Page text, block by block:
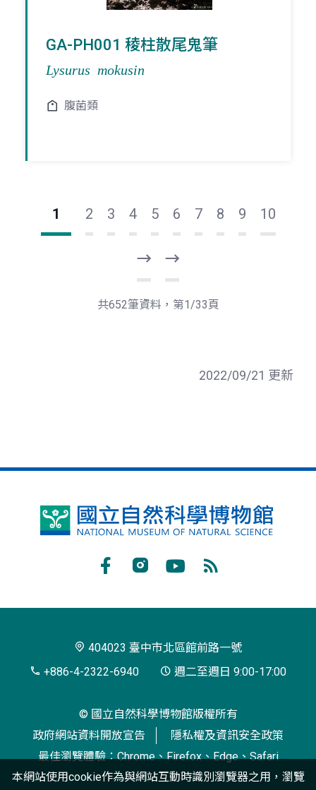
GA-PH001 稜柱散尾鬼筆
Lysurus mokusin
腹菌類
1 2 3 4 5 6 7 8 9 10
一
頁
後
一
共652筆資料，第1/33頁
2022/09/21 更新
國
博
閱
404023 臺中市北區館前路一號
+886-4-2322-6940
週二至週日 9:00-17:00
© 國立自然科學博物館版權所有
政府網站資料開放宣告
隱私權及資訊安全政策
最佳瀏覽體驗：Chrome、Firefox、Edge、Safari
本網站使用cookie作為與網站互動時識別瀏覽器之用，瀏覽